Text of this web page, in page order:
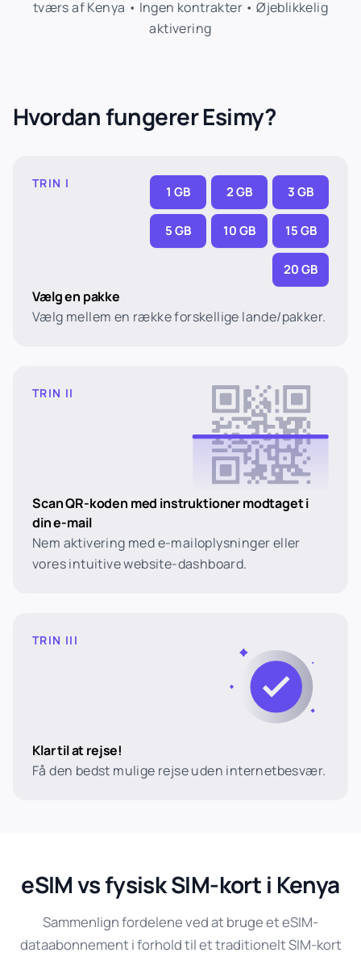
tværs af Kenya • Ingen kontrakter • Øjeblikkelig
aktivering
Hvordan fungerer Esimy?
TRIN I
1 GB 2 GB 3 GB
5 GB 10 GB 15 GB
20 GB
Vælg en pakke
Vælg mellem en række forskellige lande/pakker.
TRIN II
Scan QR-koden med instruktioner modtaget i
din e-mail
Nem aktivering med e-mailoplysninger eller
vores intuitive website-dashboard.
TRIN III
Klar til at rejse!
Få den bedst mulige rejse uden internetbesvær.
eSIM vs fysisk SIM-kort i Kenya
Sammenlign fordelene ved at bruge et eSIM-
dataabonnement i forhold til et traditionelt SIM-kort